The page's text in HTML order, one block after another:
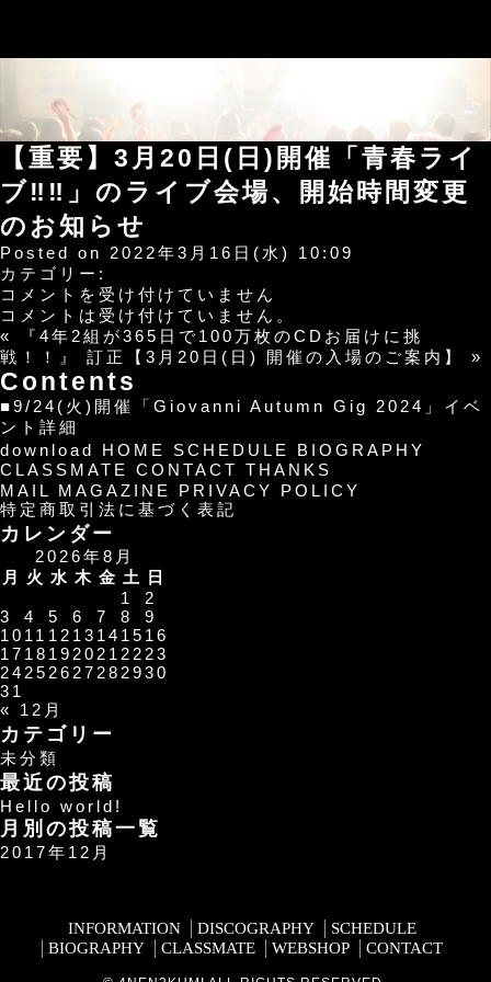
【重要】3月20日(日)開催「青春ライ
ブ‼︎‼︎」のライブ会場、開始時間変更
のお知らせ
Posted on 2022年3月16日(水) 10:09
カテゴリー:
【重
要】
3
月
20
日
(日)
開
催
「青
春
ラ
イ
ブ‼︎‼︎」
の
イ
ブ
会
場、
開
始
時
間
変
更
の
お
コメントを受け付けていません
コメントは受け付けていません。
«
『4年2組が365日で100万枚のCDお届けに挑
戦！！』
訂正【3月20日(日) 開催の入場のご案内】 »
Contents
■9/24(火)開催「Giovanni Autumn Gig 2024」イベ
ント詳細
download
HOME SCHEDULE
BIOGRAPHY
CLASSMATE
CONTACT THANKS
MAIL MAGAZINE
PRIVACY POLICY
特定商取引法に基づく表記
カレンダー
2026年8月
月
火 水 木 金 土
日
1
2
3
4 5 6 7 8
9
10 11 12 13 14 15 16
17 18 19 20 21 22 23
24 25 26 27 28 2930
31
« 12月
カテゴリー
未分類
最近の投稿
Hello world!
月別の投稿一覧
2017年12月
INFORMATION DISCOGRAPHY
SCHEDULE
BIOGRAPHY
CLASSMATE WEBSHOP CONTACT